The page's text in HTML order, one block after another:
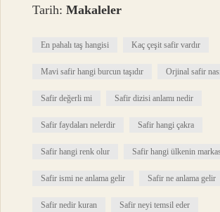
Tarih:Makaleler
En pahalı taş hangisi Kaç çeşit safir vardır
Mavi safir hangi burcun taşıdır Orjinal safir
Safir değerli mi Safir dizisi anlamı nedir
Safir faydaları nelerdir Safir hangi çakra
Safir hangi renk olur Safir hangi ülkenin
Safir ismi ne anlama gelir Safir ne anlama gelir
Safir nedir kuran Safir neyi temsil eder